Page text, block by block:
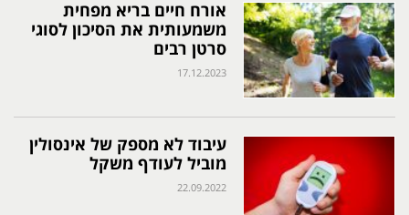
אורח חיים בריא מפחית
משמעותית את הסיכון לסוגי
סרטן רבים
17.12.2023
עיבוד לא מספק של אינסולין
מוביל לעודף משקל
22.09.2022